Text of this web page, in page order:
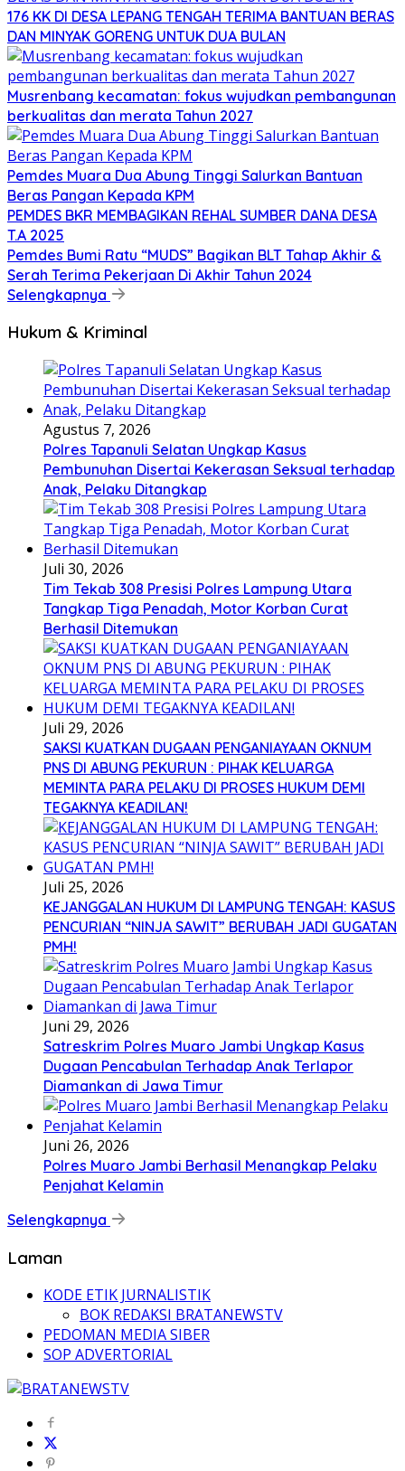
176 KK DI DESA LEPANG TENGAH TERIMA BANTUAN BERAS
DAN MINYAK GORENG UNTUK DUA BULAN
Musrenbang kecamatan: fokus wujudkan pembangunan
berkualitas dan merata Tahun 2027
Pemdes Muara Dua Abung Tinggi Salurkan Bantuan
Beras Pangan Kepada KPM
PEMDES BKR MEMBAGIKAN REHAL SUMBER DANA DESA
T.A 2025
Pemdes Bumi Ratu “MUDS” Bagikan BLT Tahap Akhir &
Serah Terima Pekerjaan Di Akhir Tahun 2024
Selengkapnya
Hukum & Kriminal
Agustus 7, 2026
Polres Tapanuli Selatan Ungkap Kasus
Pembunuhan Disertai Kekerasan Seksual terhadap
Anak, Pelaku Ditangkap
Juli 30, 2026
Tim Tekab 308 Presisi Polres Lampung Utara
Tangkap Tiga Penadah, Motor Korban Curat
Berhasil Ditemukan
Juli 29, 2026
SAKSI KUATKAN DUGAAN PENGANIAYAAN OKNUM
PNS DI ABUNG PEKURUN : PIHAK KELUARGA
MEMINTA PARA PELAKU DI PROSES HUKUM DEMI
TEGAKNYA KEADILAN!
Juli 25, 2026
KEJANGGALAN HUKUM DI LAMPUNG TENGAH: KASUS
PENCURIAN “NINJA SAWIT” BERUBAH JADI GUGATAN
PMH!
Juni 29, 2026
Satreskrim Polres Muaro Jambi Ungkap Kasus
Dugaan Pencabulan Terhadap Anak Terlapor
Diamankan di Jawa Timur
Juni 26, 2026
Polres Muaro Jambi Berhasil Menangkap Pelaku
Penjahat Kelamin
Selengkapnya
Laman
KODE ETIK JURNALISTIK
BOK REDAKSI BRATANEWSTV
PEDOMAN MEDIA SIBER
SOP ADVERTORIAL